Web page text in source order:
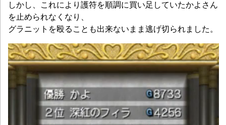
しかし、これにより護符を順調に買い足していたかよさん
を止められなくなり、
グラニットを殴ることも出来ないまま逃げ切られました。